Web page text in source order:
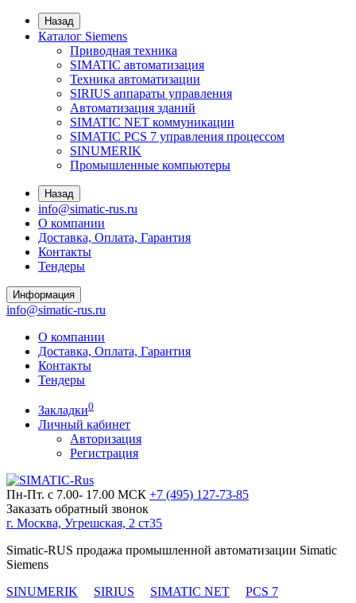
Назад
Каталог Siemens
Приводная техника
SIMATIC автоматизация
Техника автоматизации
SIRIUS аппараты управления
Автоматизация зданий
SIMATIC NET коммуникации
SIMATIC PCS 7 управления процессом
SINUMERIK
Промышленные компьютеры
Назад
info@simatic-rus.ru
О компании
Доставка, Оплата, Гарантия
Контакты
Тендеры
Информация
info@simatic-rus.ru
О компании
Доставка, Оплата, Гарантия
Контакты
Тендеры
Закладки0
Личный кабинет
Авторизация
Регистрация
Пн-Пт. с 7.00- 17.00 МСК +7 (495) 127-73-85
Заказать обратный звонок
г. Москва, Угрешская, 2 ст35
Simatic-RUS продажа промышленной автоматизации Simatic
Siemens
SINUMERIK
SIRIUS SIMATIC NET PCS 7